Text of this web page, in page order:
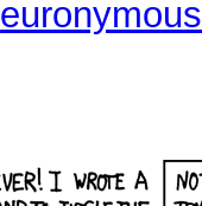
euronymous